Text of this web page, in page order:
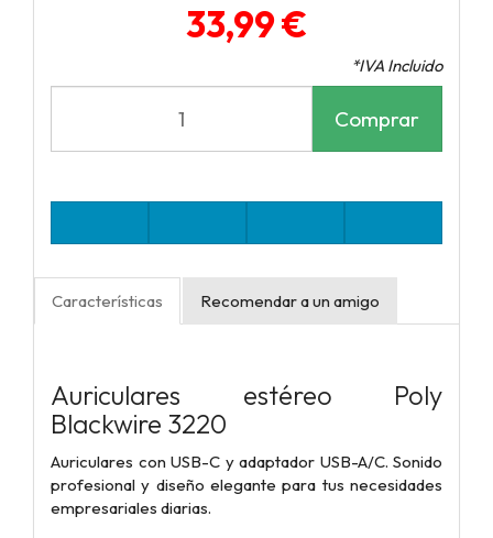
33,99 €
*IVA Incluido
Comprar
Características Recomendar a un amigo
Auriculares estéreo Poly
Blackwire 3220
Auriculares con USB-C y adaptador USB-A/C. Sonido
profesional y diseño elegante para tus necesidades
empresariales diarias.